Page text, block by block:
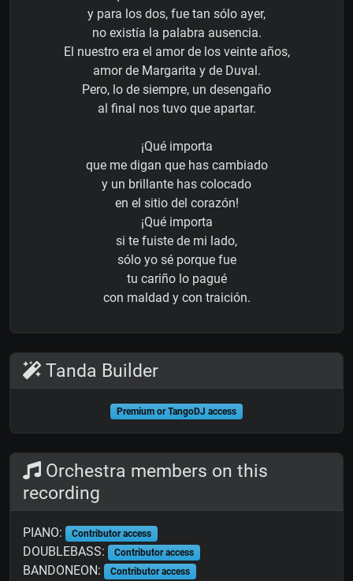
y para los dos, fue tan sólo ayer,
no existía la palabra ausencia.
El nuestro era el amor de los veinte años,
amor de Margarita y de Duval.
Pero, lo de siempre, un desengaño
al final nos tuvo que apartar.
¡Qué importa
que me digan que has cambiado
y un brillante has colocado
en el sitio del corazón!
¡Qué importa
si te fuiste de mi lado,
sólo yo sé porque fue
tu cariño lo pagué
con maldad y con traición.
Tanda Builder
Premium or TangoDJ access
Orchestra members on this
recording
PIANO: Contributor access
DOUBLEBASS: Contributor access
BANDONEON: Contributor access